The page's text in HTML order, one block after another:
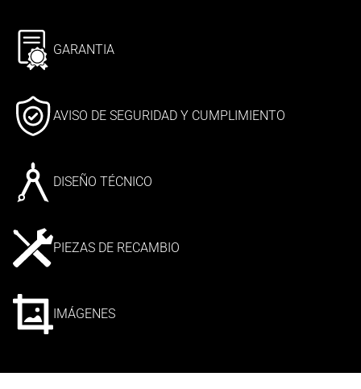
GARANTIA
AVISO DE SEGURIDAD Y CUMPLIMIENTO
DISEÑO TÉCNICO
PIEZAS DE RECAMBIO
IMÁGENES